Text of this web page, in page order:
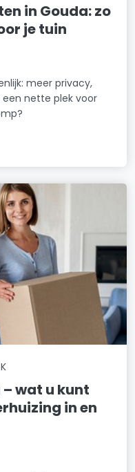
in Gouda: zo
je tuin
meer privacy,
nette plek voor
wat u kunt
in en